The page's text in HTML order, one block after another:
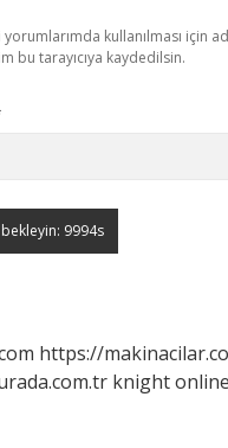
kullanılması için
bu tarayıcıya kaydedilsin.
https://
knight online